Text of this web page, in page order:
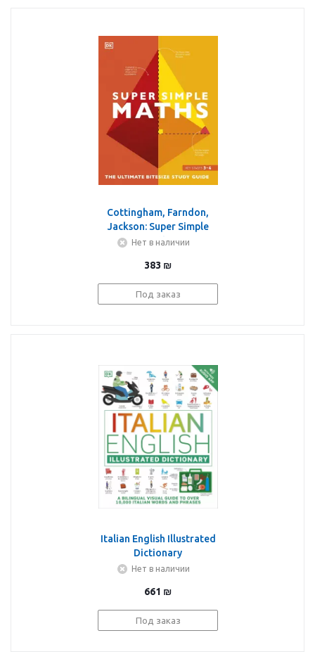
Cottingham, Farndon,
Jackson: Super Simple
Maths
Нет в наличии
383 ₪
Под заказ
Italian English Illustrated
Dictionary
Нет в наличии
661 ₪
Под заказ